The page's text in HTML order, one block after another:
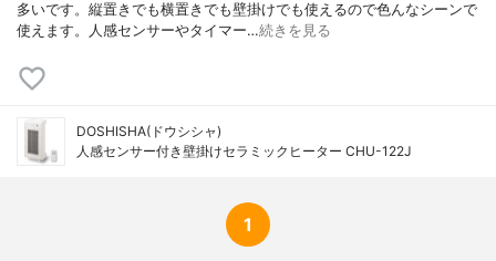
多いです。縦置きでも横置きでも壁掛けでも使えるので色んなシーンで
使えます。人感センサーやタイマー…続きを見る
DOSHISHA(ドウシシャ)
人感センサー付き壁掛けセラミックヒーター CHU-122J
1